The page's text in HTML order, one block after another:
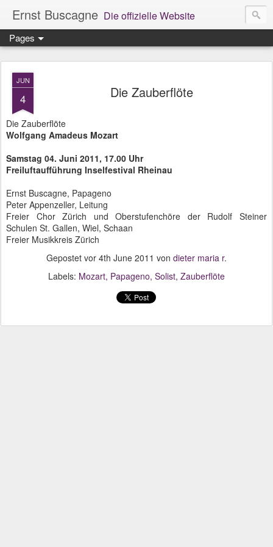
Ernst Buscagne Die offizielle Website
Pages
JUN
4 Die Zauberflöte
Die Zauberflöte
Wolfgang Amadeus Mozart
Samstag 04. Juni 2011, 17.00 Uhr
Freiluftaufführung Inselfestival Rheinau
Ernst Buscagne, Papageno
Peter Appenzeller, Leitung
Freier Chor Zürich und Oberstufenchöre der Rudolf Steiner
Schulen St. Gallen, Wiel, Schaan
Freier Musikkreis Zürich
Gepostet vor 4th June 2011 von dieter maria r.
Labels: Mozart Papageno Solist Zauberflöte